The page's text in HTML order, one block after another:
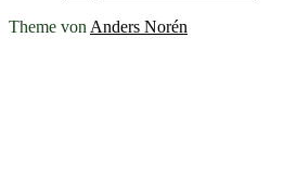
Theme von Anders Norén